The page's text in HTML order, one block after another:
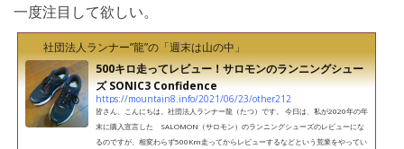
一度注目して欲しい。
社団法人ランナー”龍”の「週末は山の中」
500キロ走ってレビュー！サロモンのランニングシュー
ズ SONIC3 Confidence
https://mountain8.info/2021/06/23/other212
皆さん、こんにちは。社団法人ランナー龍（たつ）です。 今日は、私が2020年の年
末に購入宣言した SALOMON（サロモン）のランニングシューズのレビューにな
るのですが、相変わらず500Km走ってからレビューするなどという荒業をやってい